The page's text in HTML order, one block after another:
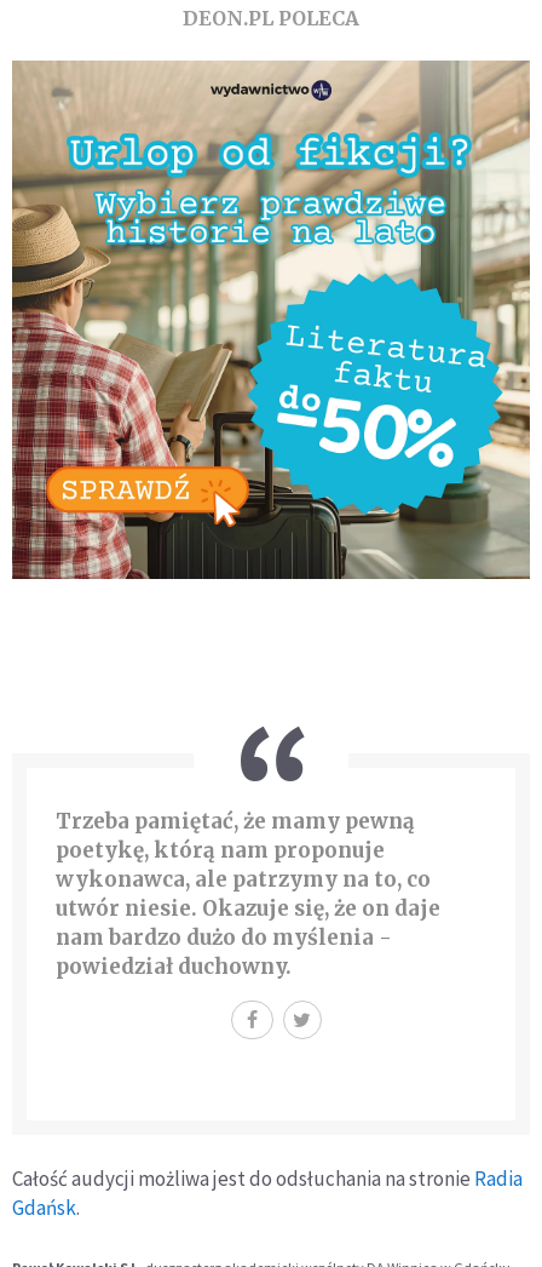
DEON.PL POLECA
Trzeba pamiętać, że mamy pewną
poetykę, którą nam proponuje
wykonawca, ale patrzymy na to, co
utwór niesie. Okazuje się, że on daje
nam bardzo dużo do myślenia -
powiedział duchowny.
Całość audycji możliwa jest do odsłuchania na stronie Radia
Gdańsk.